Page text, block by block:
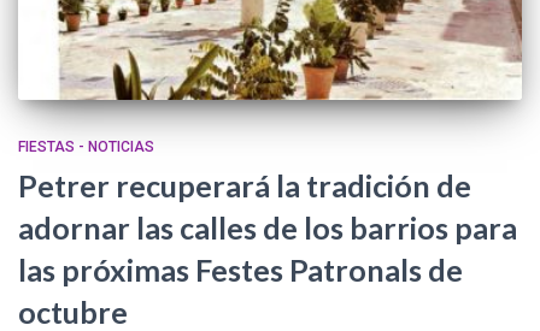
FIESTAS - NOTICIAS
Petrer recuperará la tradición de
adornar las calles de los barrios para
las próximas Festes Patronals de
octubre